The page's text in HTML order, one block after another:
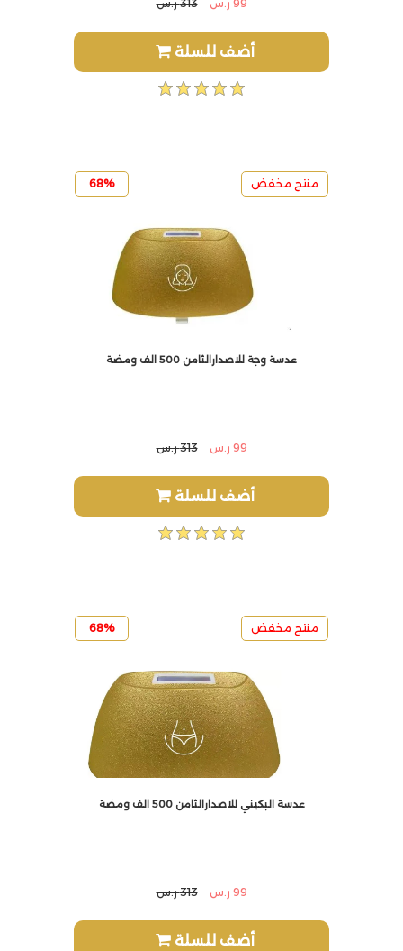
99 ر.س 313 ر.س
أضف للسلة
68% منتج مخفض
عدسة وجة للاصدارالثامن 500 الف ومضة
99 ر.س 313 ر.س
أضف للسلة
68% منتج مخفض
عدسة البكيني للاصدارالثامن 500 الف ومضة
99 ر.س 313 ر.س
أضف للسلة